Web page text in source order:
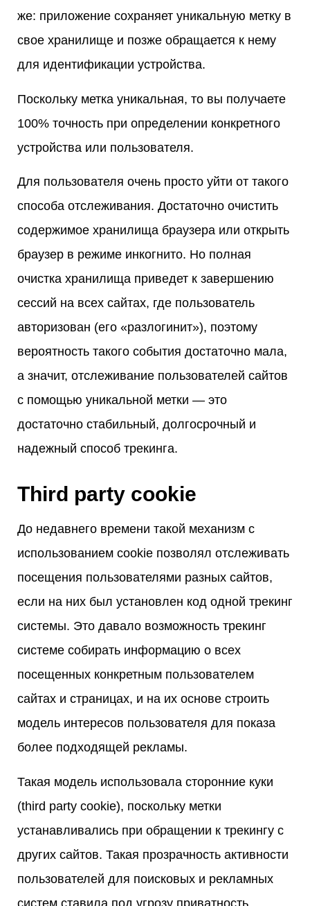
же: приложение сохраняет уникальную метку в
свое хранилище и позже обращается к нему
для идентификации устройства.
Поскольку метка уникальная, то вы получаете
100% точность при определении конкретного
устройства или пользователя.
Для пользователя очень просто уйти от такого
способа отслеживания. Достаточно очистить
содержимое хранилища браузера или открыть
браузер в режиме инкогнито. Но полная
очистка хранилища приведет к завершению
сессий на всех сайтах, где пользователь
авторизован (его «разлогинит»), поэтому
вероятность такого события достаточно мала,
а значит, отслеживание пользователей сайтов
с помощью уникальной метки — это
достаточно стабильный, долгосрочный и
надежный способ трекинга.
Third party cookie
До недавнего времени такой механизм с
использованием cookie позволял отслеживать
посещения пользователями разных сайтов,
если на них был установлен код одной трекинг
системы. Это давало возможность трекинг
системе собирать информацию о всех
посещенных конкретным пользователем
сайтах и страницах, и на их основе строить
модель интересов пользователя для показа
более подходящей рекламы.
Такая модель использовала сторонние куки
(third party cookie), поскольку метки
устанавливались при обращении к трекингу с
других сайтов. Такая прозрачность активности
пользователей для поисковых и рекламных
систем ставила под угрозу приватность